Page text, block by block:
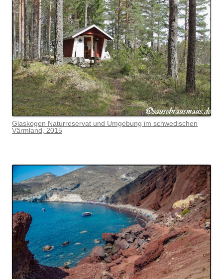
Glaskogen Naturreservat und Umgebung im schwedischen
Värmland, 2015